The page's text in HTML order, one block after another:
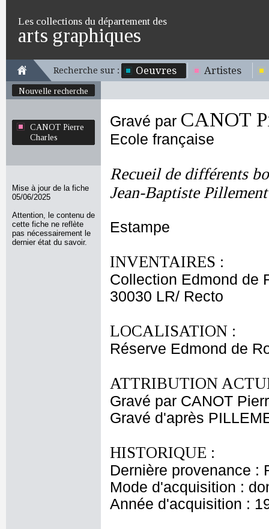
Les collections du département des
arts graphiques
Recherche sur : Oeuvres Artistes
Nouvelle recherche
CANOT Pierre
Charles
Mise à jour de la fiche
05/06/2025
Attention, le contenu de
cette fiche ne reflète
pas nécessairement le
dernier état du savoir.
Gravé par CANOT
Ecole française
Recueil de différents
Jean-Baptiste Pillement
Estampe
INVENTAIRES :
Collection Edmond de
30030 LR/ Recto
LOCALISATION :
Réserve Edmond de
ATTRIBUTION
Gravé par CANOT
Gravé d'après
HISTORIQUE :
Dernière provenance :
Mode d'acquisition :
Année d'acquisition :